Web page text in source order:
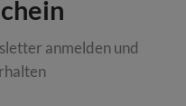
anmelden und